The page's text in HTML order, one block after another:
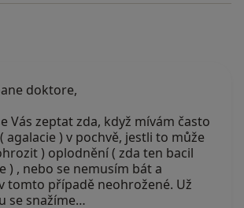
doktore,
Vás zeptat zda, když mívám často
agalacie ) v pochvě, jestli to může
) oplodnění ( zda ten bacil
) , nebo se nemusím bát a
tomto případě neohrožené. Už
se snažíme…